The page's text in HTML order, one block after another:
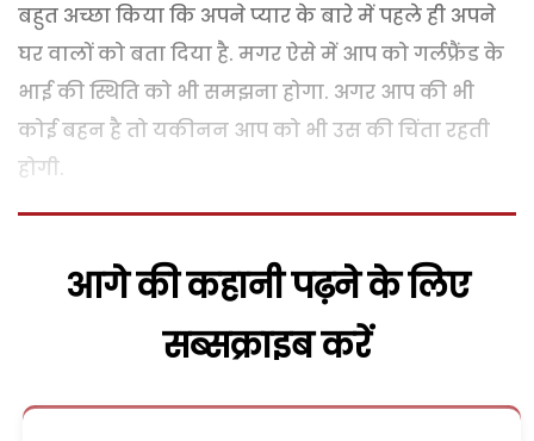
बहुत अच्छा किया कि अपने प्यार के बारे में पहले ही अपने
घर वालों को बता दिया है. मगर ऐसे में आप को गर्लफ्रैंड के
भाई की स्थिति को भी समझना होगा. अगर आप की भी
कोई बहन है तो यकीनन आप को भी उस की चिंता रहती
होगी.
आगे की कहानी पढ़ने के लिए
सब्सक्राइब करें